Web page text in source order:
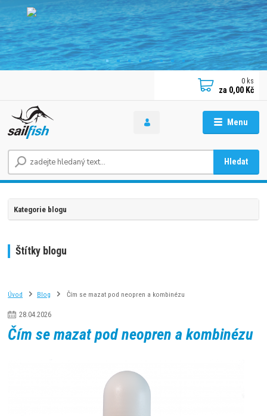
Menu
Hledat
0 ks
za 0,00 Kč
Kategorie blogu
Štítky blogu
Úvod Blog Čím se mazat pod neopren a kombinézu
28.04.2026
Čím se mazat pod neopren a kombinézu